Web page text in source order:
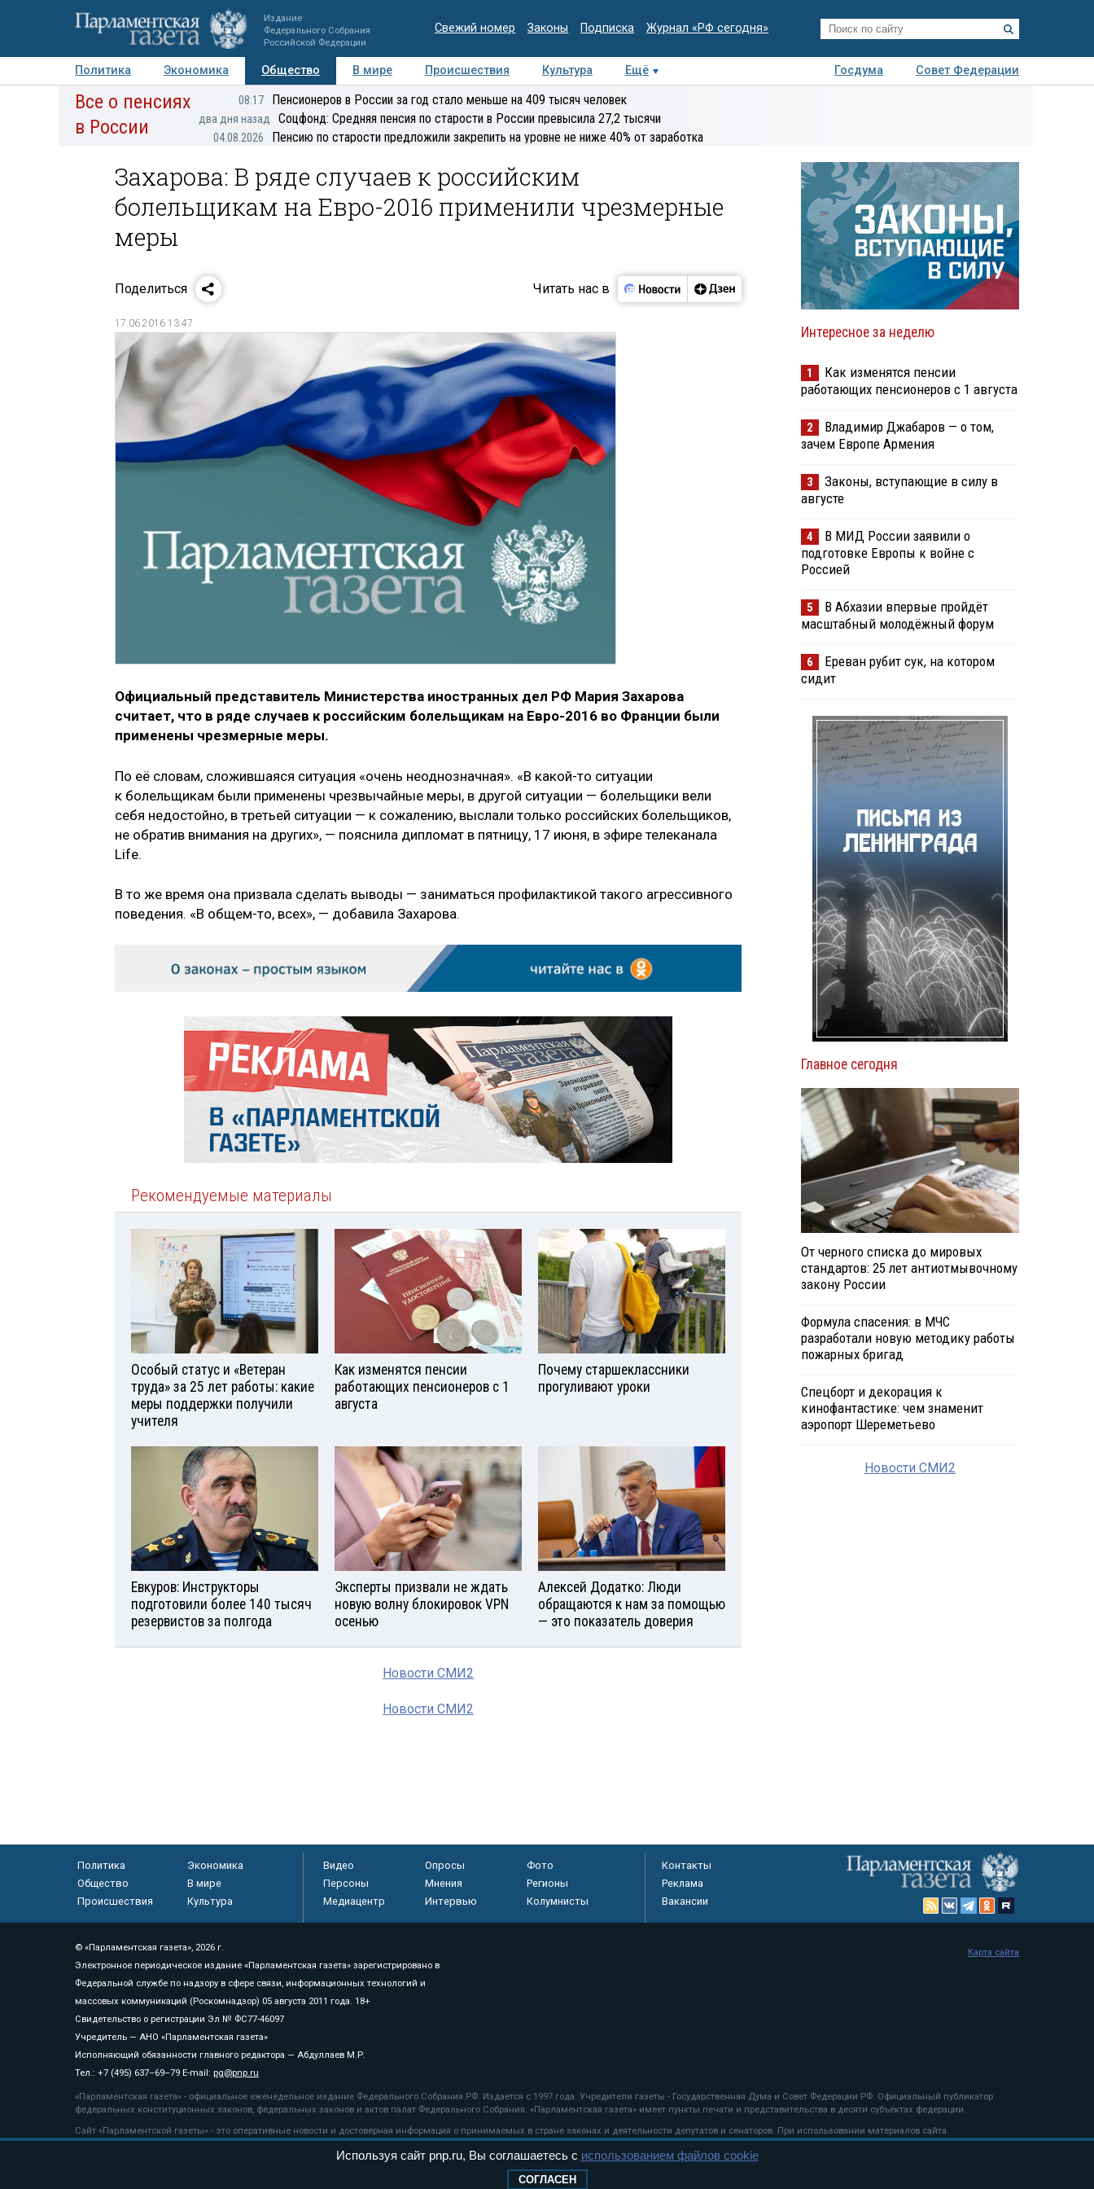
Издание
Федерального Собрания
Российской Федерации
Свежий номер Законы Подписка Журнал «РФ сегодня»
Политика Экономика Общество В мире Происшествия Культура Ещё Госдума
Совет Федерации
Авторы Персоны Мнения Регионы Медиацентр Интервью Колумнисты
Все о пенсиях
в России
08:17 Пенсионеров в России за год стало меньше на 409 тысяч человек
два дня назад Соцфонд: Средняя пенсия по старости в России превысила 27,2 тысячи
04.08.2026 Пенсию по старости предложили закрепить на уровне не ниже 40% от заработка
Захарова: В ряде случаев к российским
болельщикам на Евро-2016 применили чрезмерные
меры
Поделиться Читать нас в
17.06.2016 13:47
Официальный представитель Министерства иностранных дел РФ Мария Захарова
считает, что в ряде случаев к российским болельщикам на Евро-2016 во Франции были
применены чрезмерные меры.
По её словам, сложившаяся ситуация «очень неоднозначная». «В какой-то ситуации
к болельщикам были применены чрезвычайные меры, в другой ситуации — болельщики вели
себя недостойно, в третьей ситуации — к сожалению, выслали только российских болельщиков,
не обратив внимания на других», — пояснила дипломат в пятницу, 17 июня, в эфире телеканала
Life.
В то же время она призвала сделать выводы — заниматься профилактикой такого агрессивного
поведения. «В общем-то, всех», — добавила Захарова.
Рекомендуемые материалы
Особый статус и «Ветеран
труда» за 25 лет работы: какие
меры поддержки получили
учителя
Как изменятся пенсии
работающих пенсионеров с 1
августа
Почему старшеклассники
прогуливают уроки
Евкуров: Инструкторы
подготовили более 140 тысяч
резервистов за полгода
Эксперты призвали не ждать
новую волну блокировок VPN
осенью
Алексей Додатко: Люди
обращаются к нам за помощью
— это показатель доверия
Новости СМИ2
Новости СМИ2
Интересное за неделю
1
Как изменятся пенсии
работающих пенсионеров с 1 августа
2
Владимир Джабаров — о том,
зачем Европе Армения
3
Законы, вступающие в силу в
августе
4
В МИД России заявили о
подготовке Европы к войне с
Россией
5
В Абхазии впервые пройдёт
масштабный молодёжный форум
6
Ереван рубит сук, на котором
сидит
Главное сегодня
От черного списка до мировых
стандартов: 25 лет антиотмывочному
закону России
Формула спасения: в МЧС
разработали новую методику работы
пожарных бригад
Спецборт и декорация к
кинофантастике: чем знаменит
аэропорт Шереметьево
Новости СМИ2
Политика
Экономика
Общество
В мире
Происшествия
Культура
Видео Опросы
Фото
Персоны
Мнения
Регионы
Медиацентр
Интервью Колумнисты
Контакты
Реклама
Вакансии
© «Парламентская газета», 2026 г.
Электронное периодическое издание «Парламентская газета» зарегистрировано в
Федеральной службе по надзору в сфере связи, информационных технологий и
массовых коммуникаций (Роскомнадзор) 05 августа 2011 года. 18+
Свидетельство о регистрации Эл № ФС77-46097
Учредитель — АНО «Парламентская газета»
Исполняющий обязанности главного редактора — Абдуллаев М.Р.
Тел.: +7 (495) 637–69–79 E-mail: pg@pnp.ru
«Парламентская газета» - официальное еженедельное издание Федерального Собрания РФ. Издается с 1997 года. Учредители газеты - Государственная Дума и Совет Федерации РФ. Официальный публикатор
федеральных конституционных законов, федеральных законов и актов палат Федерального Собрания. «Парламентская газета» имеет пункты печати и представительства в десяти субъектах федерации.
Сайт «Парламентской газеты» - это оперативные новости и достоверная информация о принимаемых в стране законах и деятельности депутатов и сенаторов. При использовании материалов сайта
«Парламентской газеты» активная ссылка на pnp.ru обязательна.
рекомендательные технологии
Карта сайта
Используя сайт pnp.ru, Вы соглашаетесь с использованием файлов cookie
СОГЛАСЕН